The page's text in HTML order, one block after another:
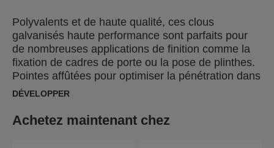
Polyvalents et de haute qualité, ces clous
galvanisés haute performance sont parfaits pour
de nombreuses applications de finition comme la
fixation de cadres de porte ou la pose de plinthes.
Pointes affûtées pour optimiser la pénétration dans
les matériaux. Egalement disponibles en acier
DÉVELOPPER
Achetez maintenant chez